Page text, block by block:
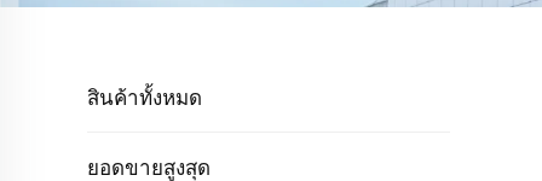
สินค้าทั้งหมด
ยอดขายสูงสุด